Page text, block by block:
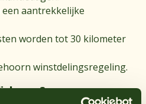
aantrekkelijke
worden tot 30 kilometer
winstdelingsregeling.